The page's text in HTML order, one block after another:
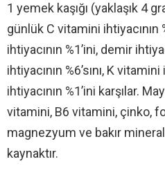
1 yemek kaşığı (yaklaşık 4
günlük C vitamini ihtiyacının
ihtiyacının %1’ini, demir
ihtiyacının %6’sını, K
ihtiyacının %1’ini karşılar.
vitamini, B6 vitamini, çinko,
magnezyum ve bakır
kaynaktır.